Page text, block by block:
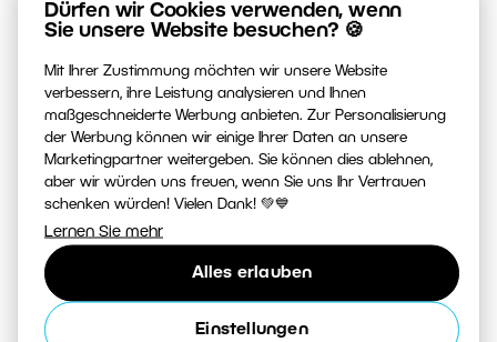
Dürfen wir Cookies verwenden, wenn
Sie unsere Website besuchen? 🍪
Mit Ihrer Zustimmung möchten wir unsere Website
verbessern, ihre Leistung analysieren und Ihnen
maßgeschneiderte Werbung anbieten. Zur Personalisierung
der Werbung können wir einige Ihrer Daten an unsere
Marketingpartner weitergeben. Sie können dies ablehnen,
aber wir würden uns freuen, wenn Sie uns Ihr Vertrauen
schenken würden! Vielen Dank! 💚💙
Lernen Sie mehr
Alles erlauben
Einstellungen
VIDEO: Welche Verschlussmodi gibt es?